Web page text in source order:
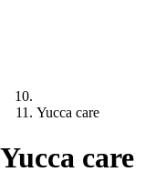
Yucca care
Yucca care